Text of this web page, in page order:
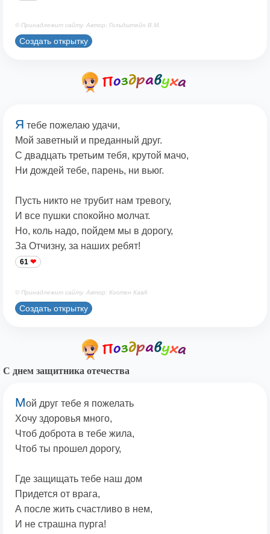
© Принадлежит сайту. Автор: Гольдштейн В.М.
Создать открытку
Я тебе пожелаю удачи,
Мой заветный и преданный друг.
С двадцать третьим тебя, крутой мачо,
Ни дождей тебе, парень, ни вьюг.
Пусть никто не трубит нам тревогу,
И все пушки спокойно молчат.
Но, коль надо, пойдем мы в дорогу,
За Отчизну, за наших ребят!
61
© Принадлежит сайту. Автор: Костен КавА
Создать открытку
С днем защитника отечества
Мой друг тебе я пожелать
Хочу здоровья много,
Чтоб доброта в тебе жила,
Чтоб ты прошел дорогу,
Где защищать тебе наш дом
Придется от врага,
А после жить счастливо в нем,
И не страшна пурга!